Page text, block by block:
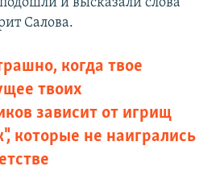
и высказали слова
Салова.
когда твое
твоих
зависит от игрищ
которые не наигрались